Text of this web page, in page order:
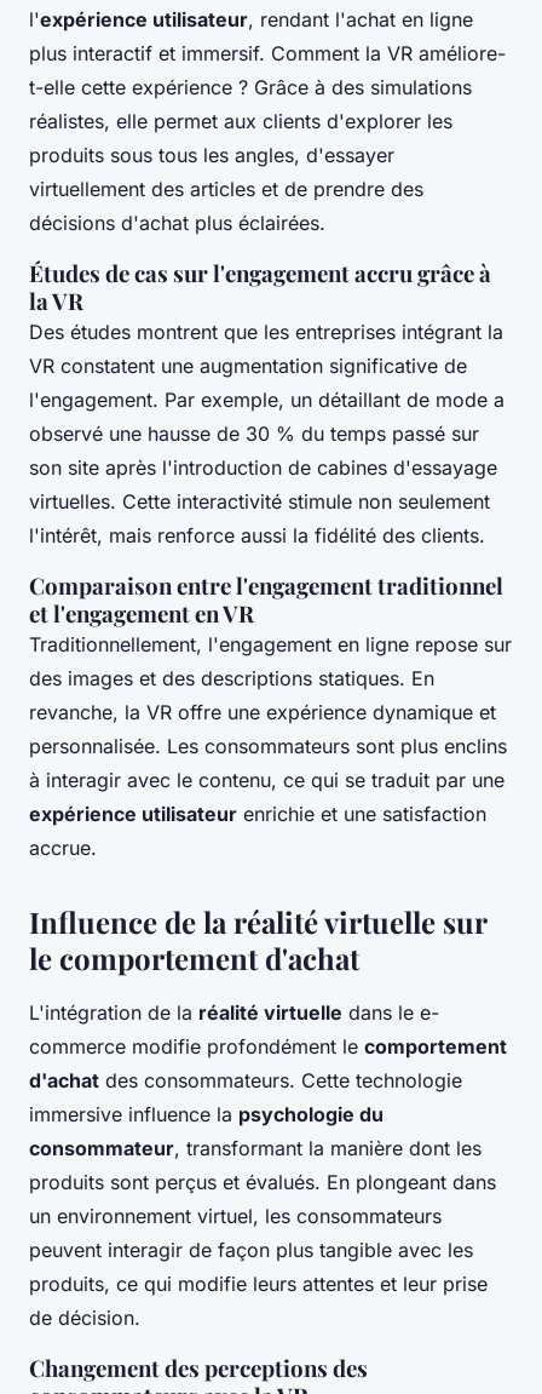
l'expérience utilisateur, rendant l'achat en ligne
plus interactif et immersif. Comment la VR améliore-
t-elle cette expérience ? Grâce à des simulations
réalistes, elle permet aux clients d'explorer les
produits sous tous les angles, d'essayer
virtuellement des articles et de prendre des
décisions d'achat plus éclairées.
Études de cas sur l'engagement accru grâce à
la VR
Des études montrent que les entreprises intégrant la
VR constatent une augmentation significative de
l'engagement. Par exemple, un détaillant de mode a
observé une hausse de 30 % du temps passé sur
son site après l'introduction de cabines d'essayage
virtuelles. Cette interactivité stimule non seulement
l'intérêt, mais renforce aussi la fidélité des clients.
Comparaison entre l'engagement traditionnel
et l'engagement en VR
Traditionnellement, l'engagement en ligne repose sur
des images et des descriptions statiques. En
revanche, la VR offre une expérience dynamique et
personnalisée. Les consommateurs sont plus enclins
à interagir avec le contenu, ce qui se traduit par une
expérience utilisateur enrichie et une satisfaction
accrue.
Influence de la réalité virtuelle sur
le comportement d'achat
L'intégration de la réalité virtuelle dans le e-
commerce modifie profondément le comportement
d'achat des consommateurs. Cette technologie
immersive influence la psychologie du
consommateur, transformant la manière dont les
produits sont perçus et évalués. En plongeant dans
un environnement virtuel, les consommateurs
peuvent interagir de façon plus tangible avec les
produits, ce qui modifie leurs attentes et leur prise
de décision.
Changement des perceptions des